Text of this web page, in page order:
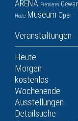
ARENA Premieren
Heute Museum Oper
Veranstaltungen
Heute
Morgen
kostenlos
Wochenende
Ausstellungen
Detailsuche